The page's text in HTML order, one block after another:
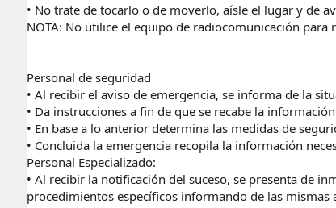
• No trate de tocarlo o de moverlo, aísle el lugar y de
NOTA: No utilice el equipo de radiocomunicación
Personal de seguridad
• Al recibir el aviso de emergencia, se informa de la
• Da instrucciones a fin de que se recabe la
• En base a lo anterior determina las medidas de
• Concluida la emergencia recopila la información
Personal Especializado:
• Al recibir la notificación del suceso, se presenta de
procedimientos específicos informando de las mismas